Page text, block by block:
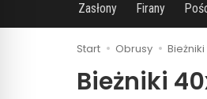
Zasłony Firany
Start Obrusy
Bieżniki